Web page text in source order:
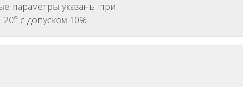
параметры указаны при
с допуском 10%